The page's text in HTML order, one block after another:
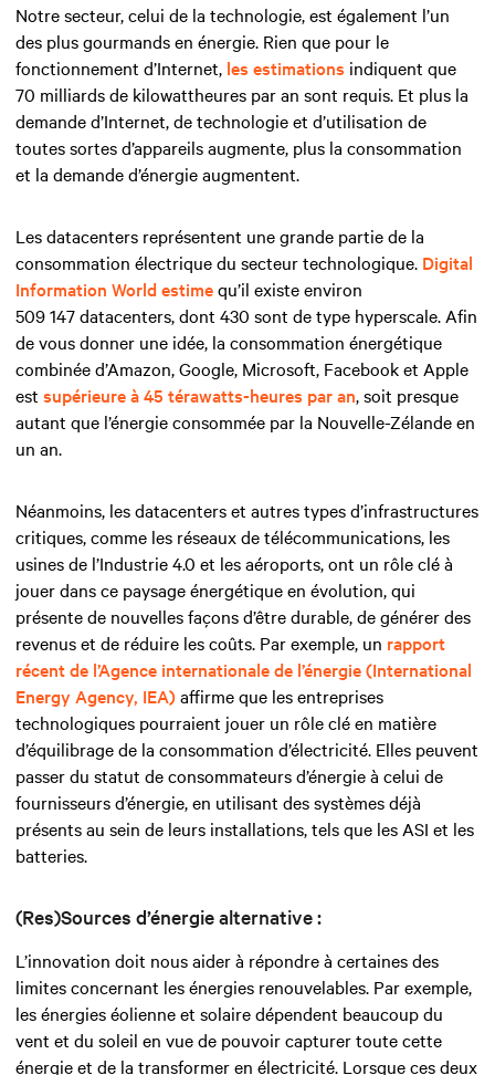
Notre secteur, celui de la technologie, est également l’un
des plus gourmands en énergie. Rien que pour le
fonctionnement d’Internet, les estimations indiquent que
70 milliards de kilowattheures par an sont requis. Et plus la
demande d’Internet, de technologie et d’utilisation de
toutes sortes d’appareils augmente, plus la consommation
et la demande d’énergie augmentent.
Les datacenters représentent une grande partie de la
consommation électrique du secteur technologique. Digital
Information World estimequ’il existe environ
509 147 datacenters, dont 430 sont de type hyperscale. Afin
de vous donner une idée, la consommation énergétique
combinée d’Amazon, Google, Microsoft, Facebook et Apple
est supérieure à 45 térawatts-heures par an, soit presque
autant que l’énergie consommée par la Nouvelle-Zélande en
un an.
Néanmoins, les datacenters et autres types d’infrastructures
critiques, comme les réseaux de télécommunications, les
usines de l’Industrie 4.0 et les aéroports, ont un rôle clé à
jouer dans ce paysage énergétique en évolution, qui
présente de nouvelles façons d’être durable, de générer des
revenus et de réduire les coûts. Par exemple, un rapport
récent de l’Agence internationale de l’énergie (International
Energy Agency, IEA)affirme que les entreprises
technologiques pourraient jouer un rôle clé en matière
d’équilibrage de la consommation d’électricité. Elles peuvent
passer du statut de consommateurs d’énergie à celui de
fournisseurs d’énergie, en utilisant des systèmes déjà
présents au sein de leurs installations, tels que les ASI et les
batteries.
(Res)Sources d’énergie alternative :
L’innovation doit nous aider à répondre à certaines des
limites concernant les énergies renouvelables. Par exemple,
les énergies éolienne et solaire dépendent beaucoup du
vent et du soleil en vue de pouvoir capturer toute cette
énergie et de la transformer en électricité. Lorsque ces deux